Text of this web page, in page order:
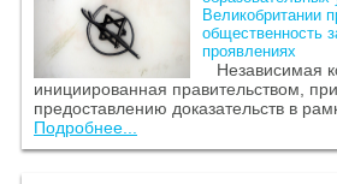
Великобритании
общественность
проявлениях
Независимая
инициированная правительством,
предоставлению доказательств в
Подробнее...